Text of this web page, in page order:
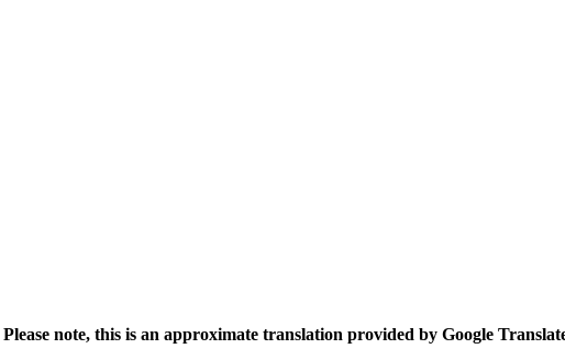
Please note, this is an approximate translation provided by Google